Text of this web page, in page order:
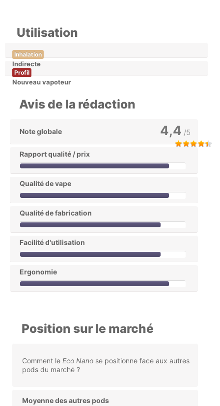
Utilisation
Inhalation
Indirecte
Profil
Nouveau vapoteur
Avis de la rédaction
Note globale 4,4 /5
Rapport qualité / prix
Qualité de vape
Qualité de fabrication
Facilité d'utilisation
Ergonomie
Position sur le marché
Comment le Eco Nano se positionne face aux autres
pods du marché ?
Moyenne des autres pods